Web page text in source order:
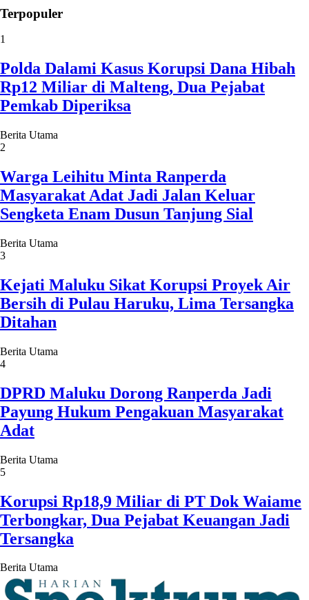
Terpopuler
1
Polda Dalami Kasus Korupsi Dana Hibah
Rp12 Miliar di Malteng, Dua Pejabat
Pemkab Diperiksa
Berita Utama
2
Warga Leihitu Minta Ranperda
Masyarakat Adat Jadi Jalan Keluar
Sengketa Enam Dusun Tanjung Sial
Berita Utama
3
Kejati Maluku Sikat Korupsi Proyek Air
Bersih di Pulau Haruku, Lima Tersangka
Ditahan
Berita Utama
4
DPRD Maluku Dorong Ranperda Jadi
Payung Hukum Pengakuan Masyarakat
Adat
Berita Utama
5
Korupsi Rp18,9 Miliar di PT Dok Waiame
Terbongkar, Dua Pejabat Keuangan Jadi
Tersangka
Berita Utama